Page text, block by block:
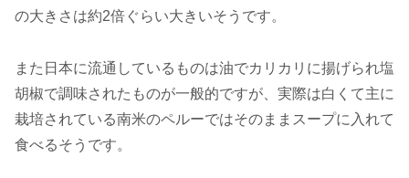
の大きさは約2倍ぐらい大きいそうです。
また日本に流通しているものは油でカリカリに揚げられ塩
胡椒で調味されたものが一般的ですが、実際は白くて主に
栽培されている南米のペルーではそのままスープに入れて
食べるそうです。